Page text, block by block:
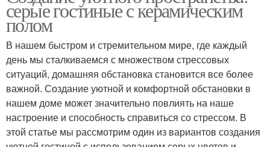
серые гостиные с керамическим
полом
В нашем быстром и стремительном мире, где каждый
день мы сталкиваемся с множеством стрессовых
ситуаций, домашняя обстановка становится все более
важной. Создание уютной и комфортной обстановки в
нашем доме может значительно повлиять на наше
настроение и способность справиться со стрессом. В
этой статье мы рассмотрим один из вариантов создания